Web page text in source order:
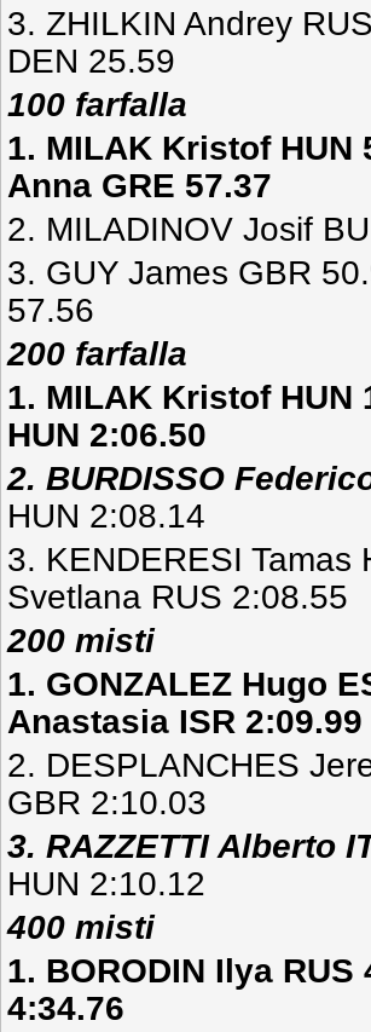
3. ZHILKIN Andrey
DEN 25.59
100 farfalla
1. MILAK Kristof HUN
Anna GRE 57.37
2. MILADINOV Josif
3. GUY James GBR
57.56
200 farfalla
1. MILAK Kristof HUN
HUN 2:06.50
2. BURDISSO
HUN 2:08.14
3. KENDERESI Tamas
Svetlana RUS 2:08.55
200 misti
1. GONZALEZ Hugo
Anastasia ISR 2:09.99
2. DESPLANCHES
GBR 2:10.03
3. RAZZETTI Alberto
HUN 2:10.12
400 misti
1. BORODIN Ilya
4:34.76